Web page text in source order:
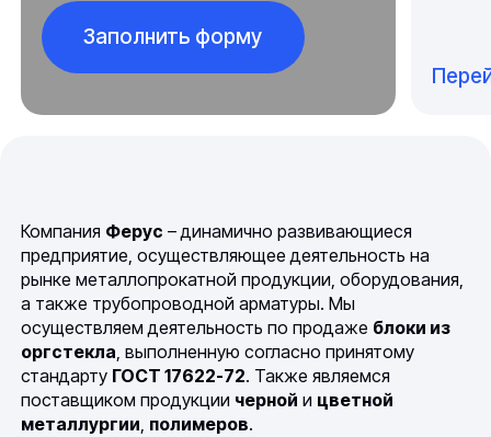
Заполнить форму
Компания Ферус – динамично развивающиеся
предприятие, осуществляющее деятельность на
рынке металлопрокатной продукции, оборудования,
а также трубопроводной арматуры. Мы
осуществляем деятельность по продаже блоки из
оргстекла, выполненную согласно принятому
стандарту ГОСТ 17622-72. Также являемся
поставщиком продукции черной и цветной
металлургии, полимеров.